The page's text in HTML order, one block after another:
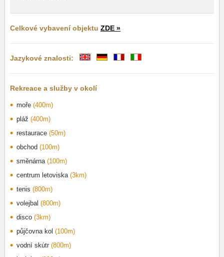
Celkové vybavení objektu ZDE »
Jazykové znalosti:
Rekreace a služby v okolí
moře (400m)
pláž (400m)
restaurace (50m)
obchod (100m)
směnárna (100m)
centrum letoviska (3km)
tenis (800m)
volejbal (800m)
disco (3km)
půjčovna kol (100m)
vodní skútr (800m)